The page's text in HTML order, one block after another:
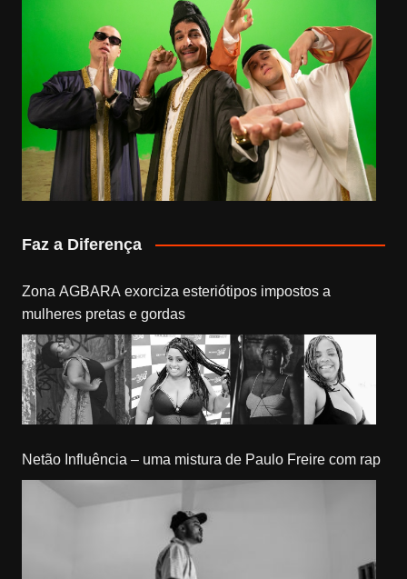
Faz a Diferença
Zona AGBARA exorciza esteriótipos impostos a
mulheres pretas e gordas
Netão Influência – uma mistura de Paulo Freire com rap